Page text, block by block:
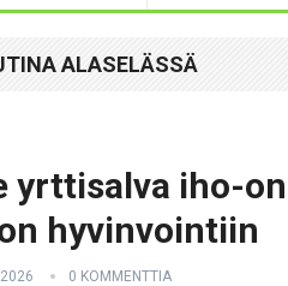
ALASELÄSSÄ
yrttisalva iho-
hyvinvointiin
0 KOMMENTTIA